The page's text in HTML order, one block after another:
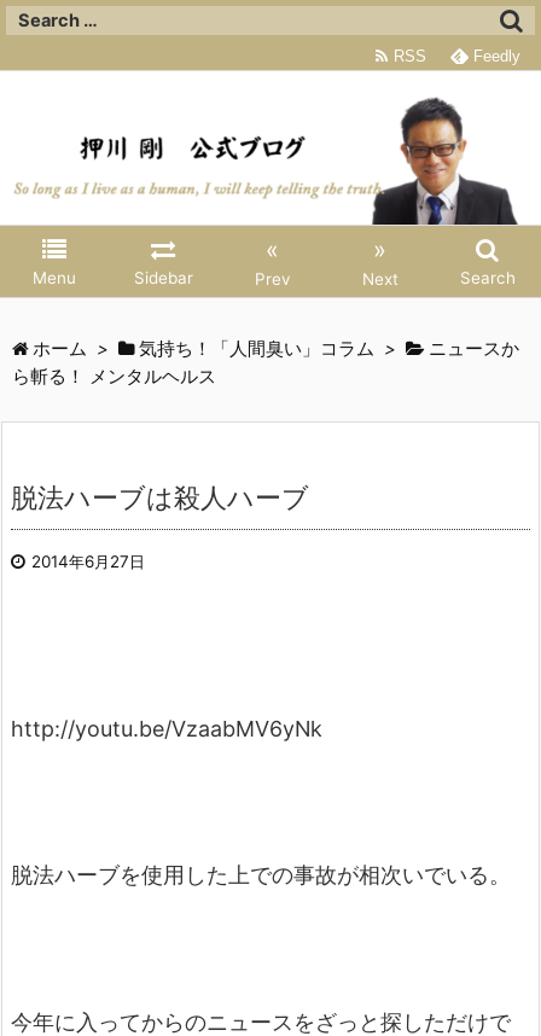
Menu Sidebar
«
Prev
»
Next Search
RSS Feedly
ホーム > 気持ち！「人間臭い」コラム >
ニュースか
ら斬る！ メンタルヘルス
脱法ハーブは殺人ハーブ
2014年6月27日
http://youtu.be/VzaabMV6yNk
脱法ハーブを使用した上での事故が相次いでいる。
今年に入ってからのニュースをざっと探しただけで